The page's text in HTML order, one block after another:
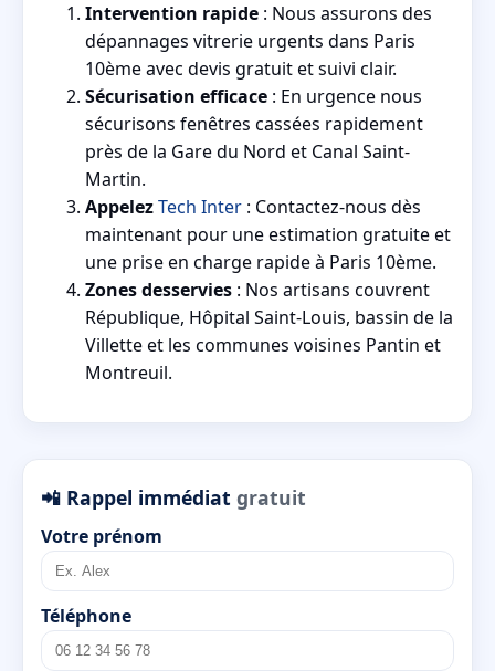
Intervention rapide : Nous assurons des
dépannages vitrerie urgents dans Paris
10ème avec devis gratuit et suivi clair.
Sécurisation efficace : En urgence nous
sécurisons fenêtres cassées rapidement
près de la Gare du Nord et Canal Saint-
Martin.
AppelezTech Inter : Contactez-nous dès
maintenant pour une estimation gratuite et
une prise en charge rapide à Paris 10ème.
Zones desservies : Nos artisans couvrent
République, Hôpital Saint-Louis, bassin de la
Villette et les communes voisines Pantin et
Montreuil.
📲 Rappel immédiat gratuit
Votre prénom
Téléphone